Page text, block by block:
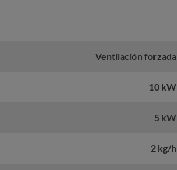
Ventilación forzada
10 kW
5 kW
2 kg/h